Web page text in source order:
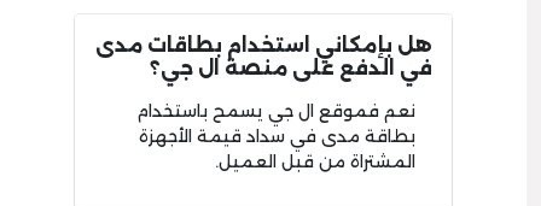
هل بإمكاني استخدام بطاقات مدى
في الدفع على منصة ال جي؟
نعم فموقع ال جي يسمح باستخدام
بطاقة مدى في سداد قيمة الأجهزة
المشتراة من قبل العميل.